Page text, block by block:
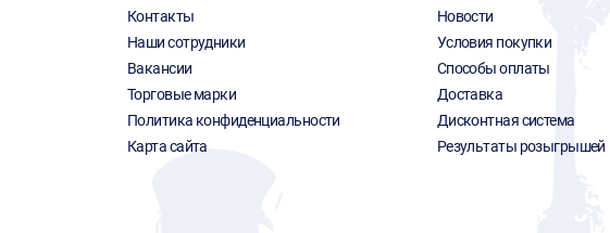
Контакты
Наши сотрудники
Вакансии
Торговые марки
Политика конфиденциальности
Карта сайта
Новости
Условия покупки
Способы оплаты
Доставка
Дисконтная система
Результаты розыгрышей